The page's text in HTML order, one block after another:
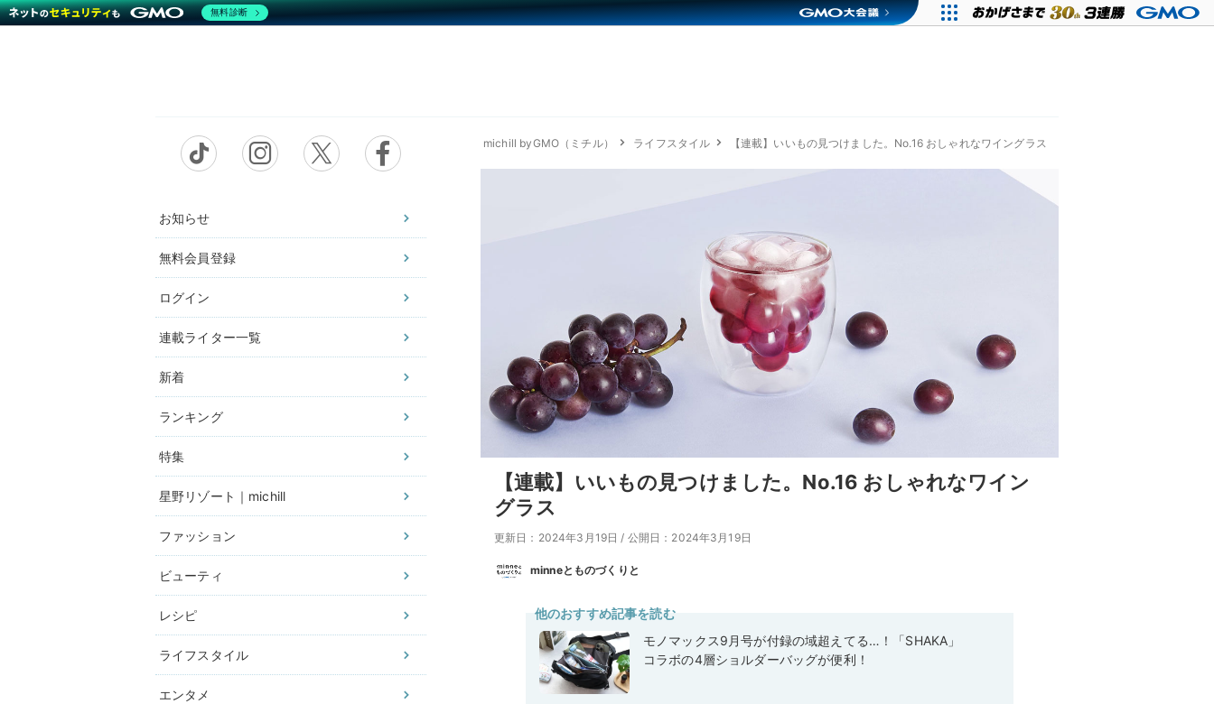
お知らせ
無料会員登録
ログイン
連載ライター一覧
新着
ランキング
特集
星野リゾート｜michill
ファッション
ビューティ
レシピ
ライフスタイル
エンタメ
michill byGMO（ミチル） ライフスタイル 【連載】いいもの見つけました。No.16 おしゃれなワイングラス
【連載】いいもの見つけました。No.16 おしゃれなワイン
グラス
更新日：2024年3月19日 / 公開日：2024年3月19日
minneとものづくりと
他のおすすめ記事を読む
モノマックス9月号が付録の域超えてる…！「SHAKA」
コラボの4層ショルダーバッグが便利！
無料診断